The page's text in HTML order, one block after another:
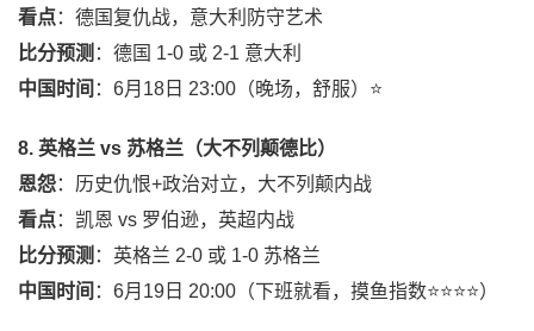
看点：德国复仇战，意大利防守艺术
比分预测 ：德国 1-0 或 2-1 意大利
中国时间 ：6月18日 23:00（晚场，舒服）⭐
8. 英格兰 vs 苏格兰（大不列颠德比）
恩怨：历史仇恨+政治对立，大不列颠内战
看点：凯恩 vs 罗伯逊，英超内战
比分预测 ：英格兰 2-0 或 1-0 苏格兰
中国时间 ：6月19日 20:00（下班就看，摸鱼指数⭐⭐⭐⭐）